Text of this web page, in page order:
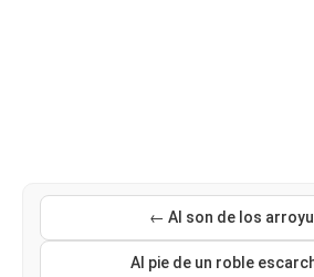
← Al son de los
Al pie de un roble